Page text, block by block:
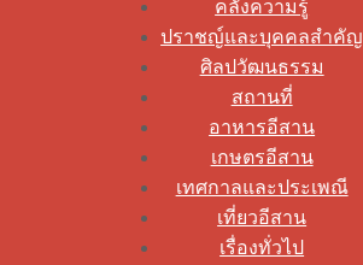
คลังความรู้
ปราชญ์และบุคคลสำคัญ
ศิลปวัฒนธรรม
สถานที่
อาหารอีสาน
เกษตรอีสาน
เทศกาลและประเพณี
เที่ยวอีสาน
เรื่องทั่วไป